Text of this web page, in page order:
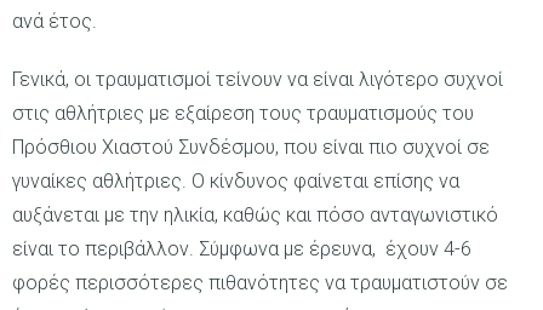
ανά έτος.
Γενικά, οι τραυματισμοί τείνουν να είναι λιγότερο συχνοί
στις αθλήτριες με εξαίρεση τους τραυματισμούς του
Πρόσθιου Χιαστού Συνδέσμου, που είναι πιο συχνοί σε
γυναίκες αθλήτριες. Ο κίνδυνος φαίνεται επίσης να
αυξάνεται με την ηλικία, καθώς και πόσο ανταγωνιστικό
είναι το περιβάλλον. Σύμφωνα με έρευνα, έχουν 4-6
φορές περισσότερες πιθανότητες να τραυματιστούν σε